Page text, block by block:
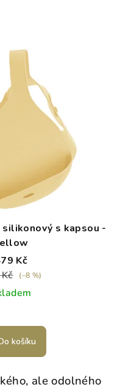
s kapsou -
Kč
(–8 %)
košíku
ale odolného